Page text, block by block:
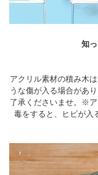
知
アクリル素材の積み木
うな傷が入る場合があ
了承くださいませ。※
毒をすると、ヒビが入